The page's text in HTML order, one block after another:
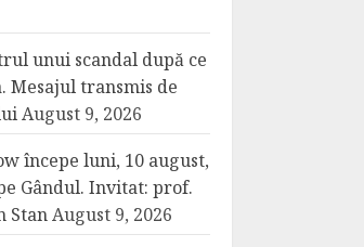
unui scandal după ce
Mesajul transmis de
August 9, 2026
începe luni, 10 august,
Gândul. Invitat: prof.
StanAugust 9, 2026